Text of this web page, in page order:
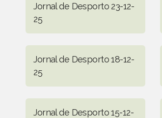
Jornal de Desporto 23-12-
25
Jornal de Desporto 18-12-
25
Jornal de Desporto 15-12-